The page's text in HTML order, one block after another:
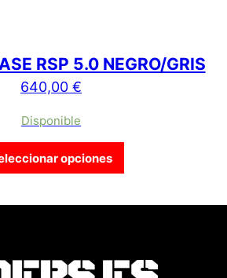
RSP 5.0 NEGRO/GRIS
640,00 €
Disponible
opciones